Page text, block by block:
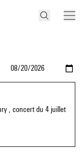
, concert du 4 juillet